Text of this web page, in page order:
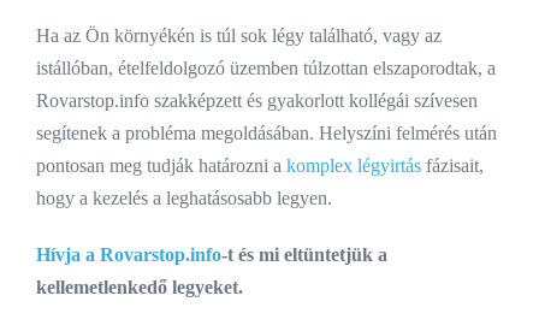
Ha az Ön környékén is túl sok légy található, vagy az
istállóban, ételfeldolgozó üzemben túlzottan elszaporodtak, a
Rovarstop.info szakképzett és gyakorlott kollégái szívesen
segítenek a probléma megoldásában. Helyszíni felmérés után
pontosan meg tudják határozni a komplex légyirtás fázisait,
hogy a kezelés a leghatásosabb legyen.
Hívja a Rovarstop.info-t és mi eltüntetjük a
kellemetlenkedő legyeket.